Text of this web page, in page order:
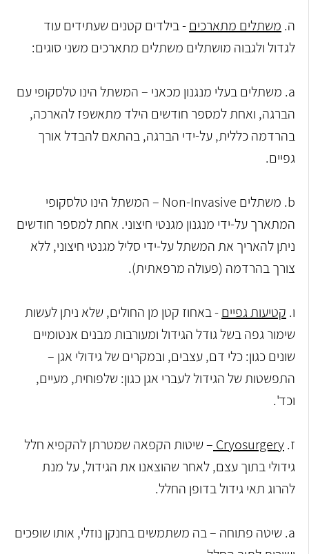
ה. משתלים מתארכים- בילדים קטנים שעתידים עוד
לגדול ולגבוה מושתלים משתלים מתארכים משני סוגים:
a. משתלים בעלי מנגנון מכאני – המשתל הינו טלסקופי עם
הברגה, ואחת למספר חודשים הילד מתאשפז להארכה,
בהרדמה כללית, על-ידי הברגה, בהתאם להבדל אורך
גפיים.
b. משתלים Non-Invasive – המשתל הינו טלסקופי
המתארך על-ידי מנגנון מגנטי חיצוני. אחת למספר חודשים
ניתן להאריך את המשתל על-ידי סליל מגנטי חיצוני, ללא
צורך בהרדמה (פעולה מרפאתית).
ו. קטיעות גפיים- באחוז קטן מן החולים, שלא ניתן לעשות
שימור גפה בשל גודל הגידול ומעורבות מבנים אנטומיים
שונים כגון: כלי דם, עצבים, ובמקרים של גידולי אגן –
התפשטות של הגידול לעברי אגן כגון: שלפוחית, מעיים,
וכד'.
ז.Cryosurgery – שיטות הקפאה שמטרתן להקפיא חלל
גידולי בתוך עצם, לאחר שהוצאנו את הגידול, על מנת
להרוג תאי גידול בדופן החלל.
a. שיטה פתוחה – בה משתמשים בחנקן נוזלי, אותו שופכים